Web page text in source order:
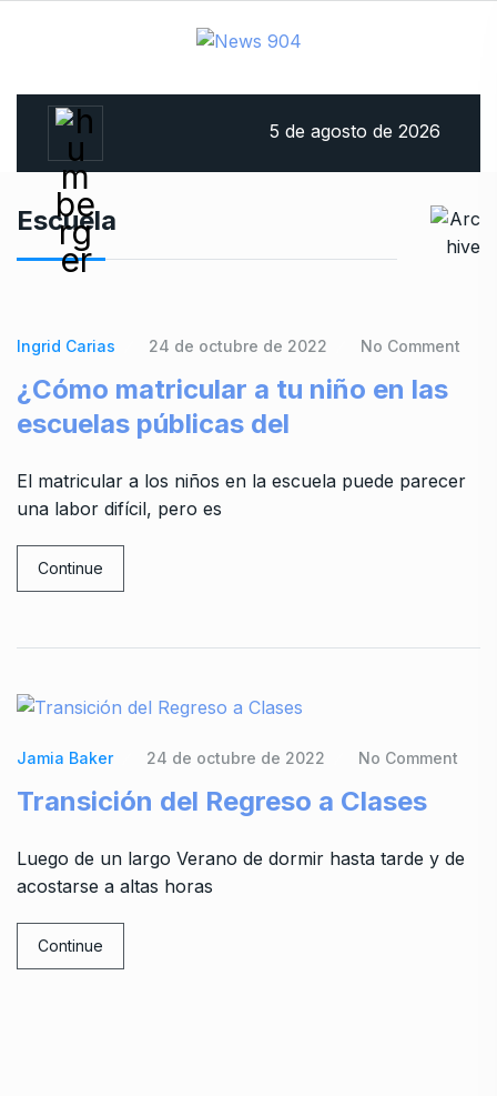
5 de agosto de 2026
Escuela
Ingrid Carias 24 de octubre de 2022 No Comment
¿Cómo matricular a tu niño en las
escuelas públicas del
El matricular a los niños en la escuela puede parecer
una labor difícil, pero es
Continue
Jamia Baker 24 de octubre de 2022 No Comment
Transición del Regreso a Clases
Luego de un largo Verano de dormir hasta tarde y de
acostarse a altas horas
Continue